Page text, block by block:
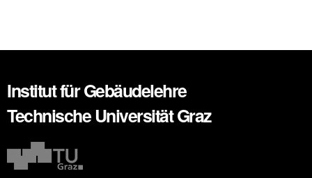
Institut für Gebäudelehre
Technische Universität Graz